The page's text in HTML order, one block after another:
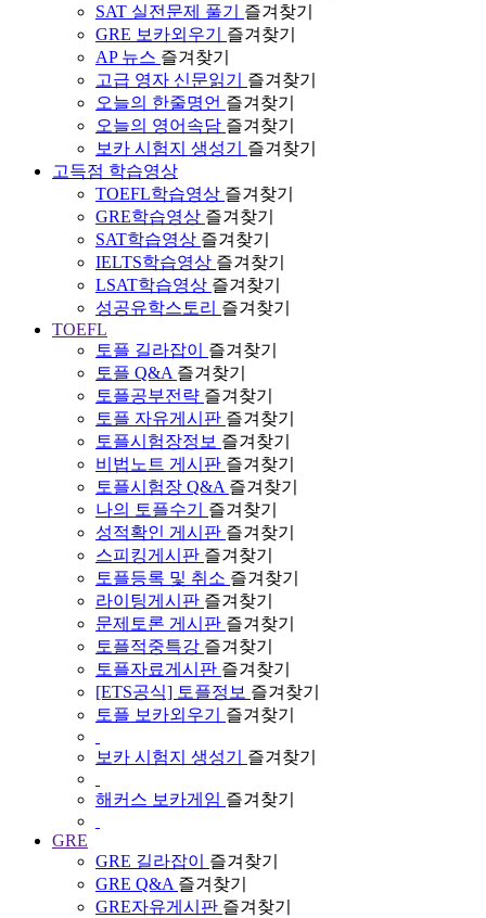
SAT 실전문제 풀기
즐겨찾기
GRE 보카외우기
즐겨찾기
AP 뉴스 즐겨찾기
고급 영자 신문읽기
즐겨찾기
오늘의 한줄명언 즐겨찾기
오늘의 영어속담 즐겨찾기
보카 시험지 생성기
즐겨찾기
고득점 학습영상
TOEFL학습영상 즐겨찾기
GRE학습영상 즐겨찾기
SAT학습영상 즐겨찾기
IELTS학습영상 즐겨찾기
LSAT학습영상 즐겨찾기
성공유학스토리 즐겨찾기
TOEFL
토플 길라잡이
즐겨찾기
토플 Q&A 즐겨찾기
토플공부전략 즐겨찾기
토플 자유게시판 즐겨찾기
토플시험장정보 즐겨찾기
비법노트 게시판 즐겨찾기
토플시험장 Q&A 즐겨찾기
나의 토플수기
즐겨찾기
성적확인 게시판 즐겨찾기
스피킹게시판 즐겨찾기
토플등록 및 취소 즐겨찾기
라이팅게시판 즐겨찾기
문제토론 게시판 즐겨찾기
토플적중특강 즐겨찾기
토플자료게시판 즐겨찾기
[ETS공식] 토플정보 즐겨찾기
토플 보카외우기
즐겨찾기
보카 시험지 생성기 즐겨찾기
해커스 보카게임 즐겨찾기
GRE
GRE 길라잡이
즐겨찾기
GRE Q&A 즐겨찾기
GRE자유게시판 즐겨찾기